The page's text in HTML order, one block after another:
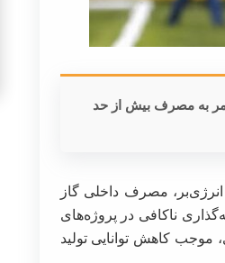
امر به مصرف بیش از حد
مصرف داخلی گاز
ناکافی در پروژه‌های
موجب کاهش توانایی تولید